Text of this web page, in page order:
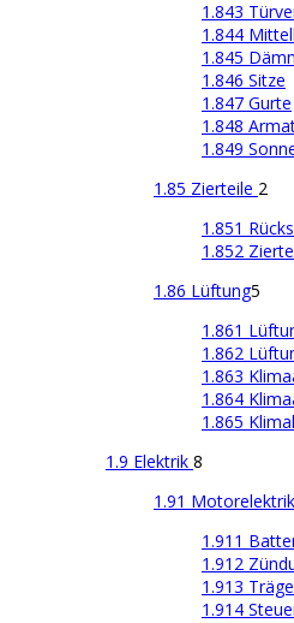
1.843
1.844
1.845
1.846 Sitze
1.847 Gurte
1.848
1.849
1.85 Zierteile 2
1.851
1.852
1.86 Lüftung5
1.861
1.862
1.863
1.864
1.865
1.9 Elektrik 8
1.91 Motorelektrik
1.911
1.912
1.913
1.914